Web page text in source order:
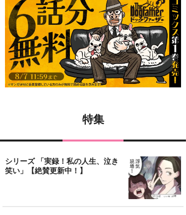
特集
シリーズ 「実録！私の人生、泣き
笑い」【絶賛更新中！】